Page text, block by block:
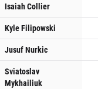
Isaiah Collier
Kyle Filipowski
Jusuf Nurkic
Sviatoslav
Mykhailiuk